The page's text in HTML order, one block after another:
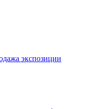
экспозиции